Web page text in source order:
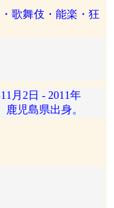
歌舞伎・能楽・狂
月2日 - 2011年
児島県出身。